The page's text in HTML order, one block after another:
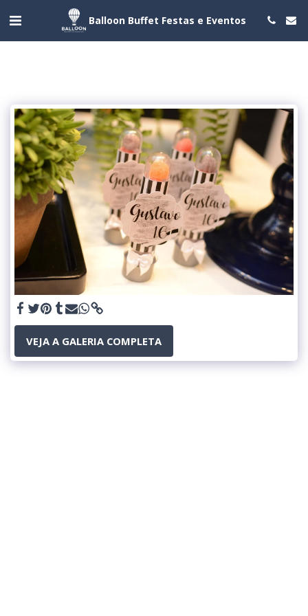
Balloon Buffet Festas e Eventos
VEJA A GALERIA COMPLETA